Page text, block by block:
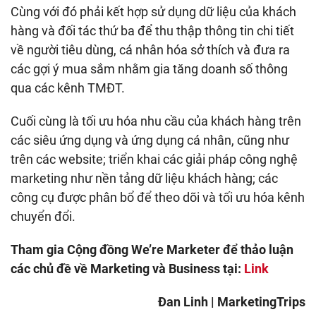
Cùng với đó phải kết hợp sử dụng dữ liệu của khách
hàng và đối tác thứ ba để thu thập thông tin chi tiết
về người tiêu dùng, cá nhân hóa sở thích và đưa ra
các gợi ý mua sắm nhằm gia tăng doanh số thông
qua các kênh TMĐT.
Cuối cùng là tối ưu hóa nhu cầu của khách hàng trên
các siêu ứng dụng và ứng dụng cá nhân, cũng như
trên các website; triển khai các giải pháp công nghệ
marketing như nền tảng dữ liệu khách hàng; các
công cụ được phân bổ để theo dõi và tối ưu hóa kênh
chuyển đổi.
Tham gia Cộng đồng We’re Marketer để thảo luận
các chủ đề về Marketing và Business tại: Link
Đan Linh | MarketingTrips